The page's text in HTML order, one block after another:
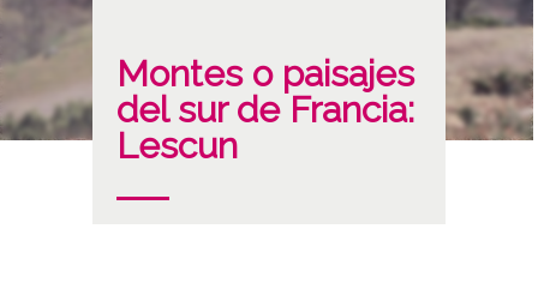
Montes o paisajes
del sur de Francia:
Lescun